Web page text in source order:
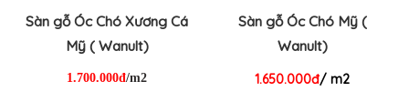
Sàn gỗ Óc Chó Xương Cá
Mỹ ( Wanult)
1.700.000đ/m2
Sàn gỗ Óc Chó Mỹ (
Wanult)
1.650.000đ/ m2